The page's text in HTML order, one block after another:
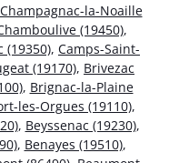
Champagnac-la-Noaille
(19450),
(19350), Camps-Saint-
(19170), Brivezac
, Brignac-la-Plaine
les-Orgues (19110),
, Beyssenac (19230),
, Benayes (19510),